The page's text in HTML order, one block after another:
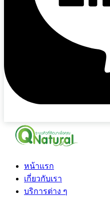
หน้าแรก
เกี่ยวกับเรา
บริการต่าง ๆ